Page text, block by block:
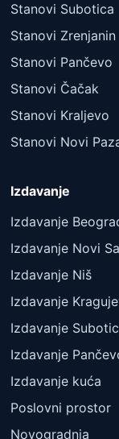
Stanovi Subotica
Stanovi Zrenjanin
Stanovi Pančevo
Stanovi Čačak
Stanovi Kraljevo
Stanovi Novi
Izdavanje
Izdavanje
Izdavanje Novi
Izdavanje Niš
Izdavanje
Izdavanje
Izdavanje
Izdavanje kuća
Poslovni prostor
Novogradnja